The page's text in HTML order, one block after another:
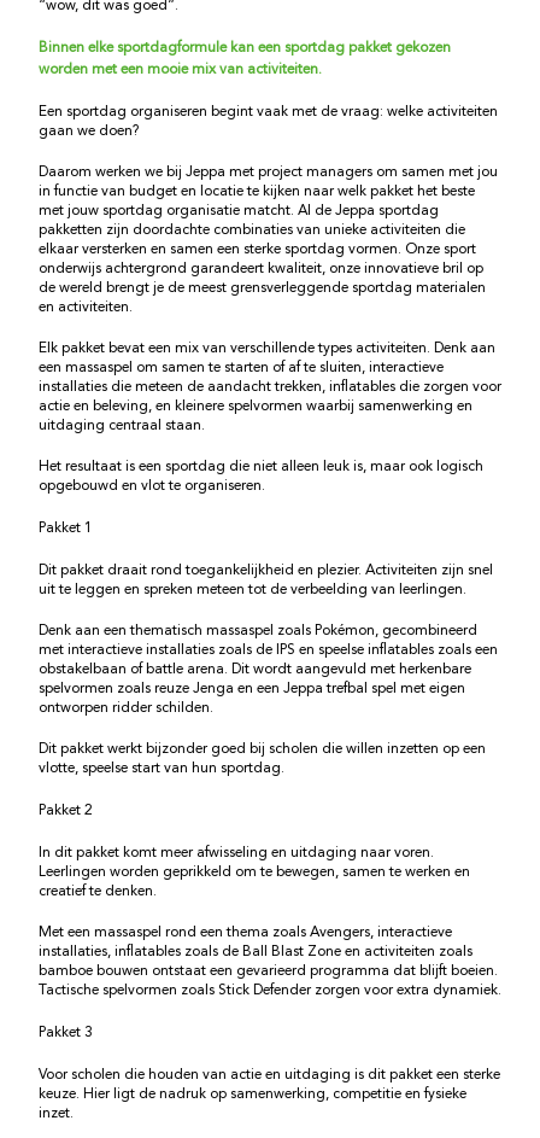
“wow, dit was goed”.
Binnen elke sportdagformule kan een sportdag pakket gekozen
worden met een mooie mix van activiteiten.
Een sportdag organiseren begint vaak met de vraag: welke activiteiten
gaan we doen?
Daarom werken we bij Jeppa met project managers om samen met jou
in functie van budget en locatie te kijken naar welk pakket het beste
met jouw sportdag organisatie matcht. Al de Jeppa sportdag
pakketten zijn doordachte combinaties van unieke activiteiten die
elkaar versterken en samen een sterke sportdag vormen. Onze sport
onderwijs achtergrond garandeert kwaliteit, onze innovatieve bril op
de wereld brengt je de meest grensverleggende sportdag materialen
en activiteiten.
Elk pakket bevat een mix van verschillende types activiteiten. Denk aan
een massaspel om samen te starten of af te sluiten, interactieve
installaties die meteen de aandacht trekken, inflatables die zorgen voor
actie en beleving, en kleinere spelvormen waarbij samenwerking en
uitdaging centraal staan.
Het resultaat is een sportdag die niet alleen leuk is, maar ook logisch
opgebouwd en vlot te organiseren.
Pakket 1
Dit pakket draait rond toegankelijkheid en plezier. Activiteiten zijn snel
uit te leggen en spreken meteen tot de verbeelding van leerlingen.
Denk aan een thematisch massaspel zoals Pokémon, gecombineerd
met interactieve installaties zoals de IPS en speelse inflatables zoals een
obstakelbaan of battle arena. Dit wordt aangevuld met herkenbare
spelvormen zoals reuze Jenga en een Jeppa trefbal spel met eigen
ontworpen ridder schilden.
Dit pakket werkt bijzonder goed bij scholen die willen inzetten op een
vlotte, speelse start van hun sportdag.
Pakket 2
In dit pakket komt meer afwisseling en uitdaging naar voren.
Leerlingen worden geprikkeld om te bewegen, samen te werken en
creatief te denken.
Met een massaspel rond een thema zoals Avengers, interactieve
installaties, inflatables zoals de Ball Blast Zone en activiteiten zoals
bamboe bouwen ontstaat een gevarieerd programma dat blijft boeien.
Tactische spelvormen zoals Stick Defender zorgen voor extra dynamiek.
Pakket 3
Voor scholen die houden van actie en uitdaging is dit pakket een sterke
keuze. Hier ligt de nadruk op samenwerking, competitie en fysieke
inzet.